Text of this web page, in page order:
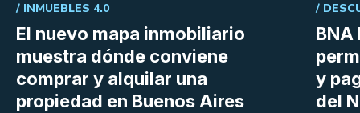
El nuevo mapa inmobiliario
muestra dónde conviene
comprar y alquilar una
propiedad en Buenos Aires
/ INMUEBLES 4.0
BNA
y
del
/